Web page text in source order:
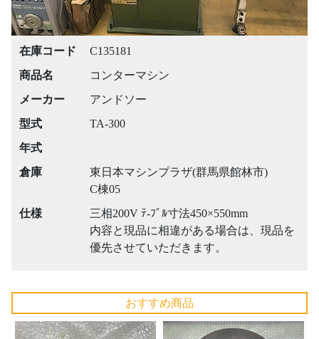
在庫コード
C135181
商品名
コンターマシン
メーカー
アンドソー
型式
TA-300
年式
倉庫
東日本マシンプラザ(群馬県館林市)
C棟05
仕様
三相200V ﾃ-ﾌﾞﾙ寸法450×550mm
内容と現品に相違がある場合は、現品を
優先させていただきます。
おすすめ商品